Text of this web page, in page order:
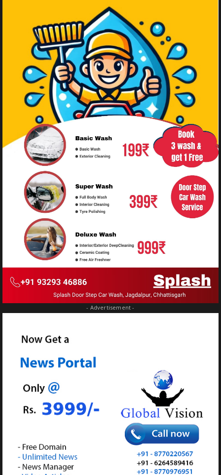
- Advertisement -